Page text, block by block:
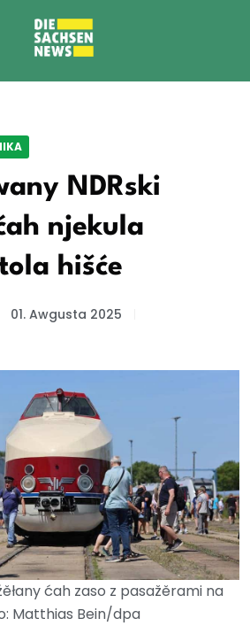
NDRski
njekula
hišće
01. Awgusta 2025
ćah zaso z pasažěrami na
Matthias Bein/dpa